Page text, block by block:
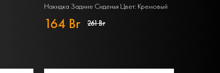
Накидка Задние Сиденья Цвет: Кремовый
164 Br 261 Br